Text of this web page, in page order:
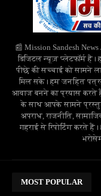
📰 Mission Sandesh
डिजिटल न्यूज़ प्लेटफॉर्म है।
पीछे की सच्चाई को सामने
मिल सके। हम जनहित
आवाज बनने का प्रयास करते
के साथ आपके सामने प्रस्तुत
अपराध, राजनीति,
गहराई से रिपोर्टिंग करते
MOST POPULAR